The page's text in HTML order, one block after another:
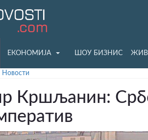
ЕКОНОМИЈА ШОУ БИЗНИС
Новости
Кршљанин: